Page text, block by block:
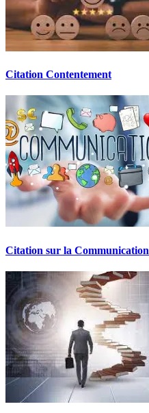
Citation Contentement
Citation sur la Communication